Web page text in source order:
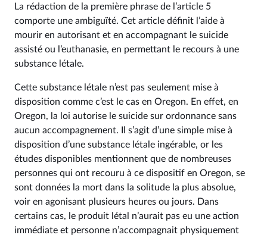
La rédaction de la première phrase de l’article 5
comporte une ambiguïté. Cet article définit l’aide à
mourir en autorisant et en accompagnant le suicide
assisté ou l’euthanasie, en permettant le recours à une
substance létale.
Cette substance létale n’est pas seulement mise à
disposition comme c’est le cas en Oregon. En effet, en
Oregon, la loi autorise le suicide sur ordonnance sans
aucun accompagnement. Il s’agit d’une simple mise à
disposition d’une substance létale ingérable, or les
études disponibles mentionnent que de nombreuses
personnes qui ont recouru à ce dispositif en Oregon, se
sont données la mort dans la solitude la plus absolue,
voir en agonisant plusieurs heures ou jours. Dans
certains cas, le produit létal n’aurait pas eu une action
immédiate et personne n’accompagnait physiquement